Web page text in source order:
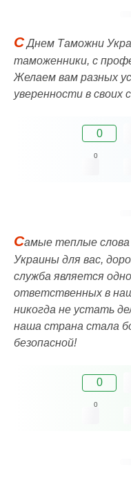
СДнем Таможни
таможенники, с
Желаем вам разных
уверенности в своих
0
0
Самые теплые слова
Украины для вас,
служба является
ответственных в
никогда не устать
наша страна стала
безопасной!
0
0